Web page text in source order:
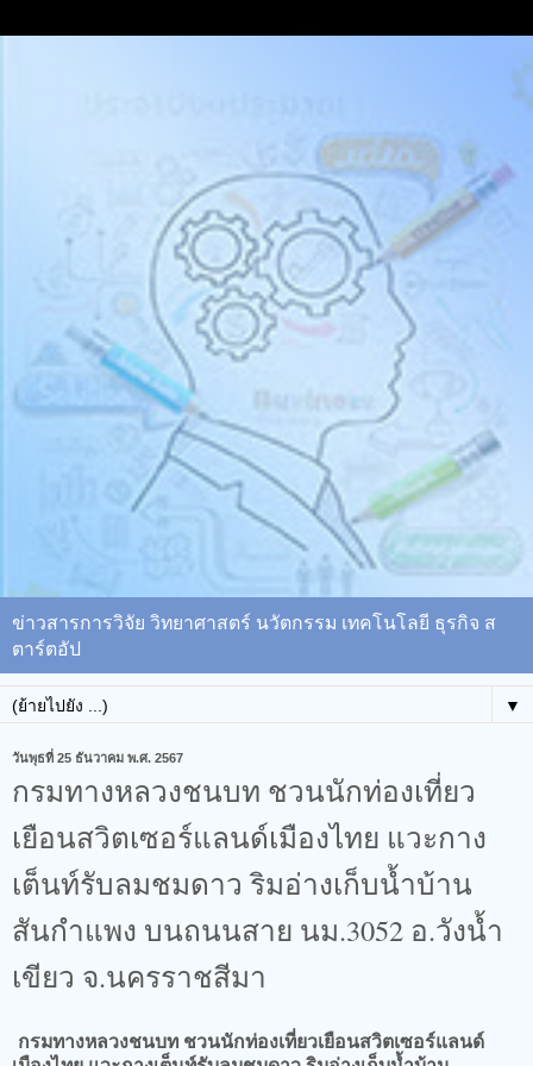
ข่าวสารการวิจัย วิทยาศาสตร์ นวัตกรรม เทคโนโลยี ธุรกิจ ส
ตาร์ตอัป
▼
วันพุธที่ 25 ธันวาคม พ.ศ. 2567
กรมทางหลวงชนบท ชวนนักท่องเที่ยว
เยือนสวิตเซอร์แลนด์เมืองไทย แวะกาง
เต็นท์รับลมชมดาว ริมอ่างเก็บน้ำบ้าน
สันกำแพง บนถนนสาย นม.3052 อ.วังน้ำ
เขียว จ.นครราชสีมา
กรมทางหลวงชนบท ชวนนักท่องเที่ยวเยือนสวิตเซอร์แลนด์